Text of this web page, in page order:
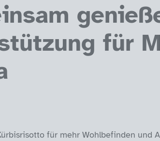
für
für mehr Wohlbefinden und